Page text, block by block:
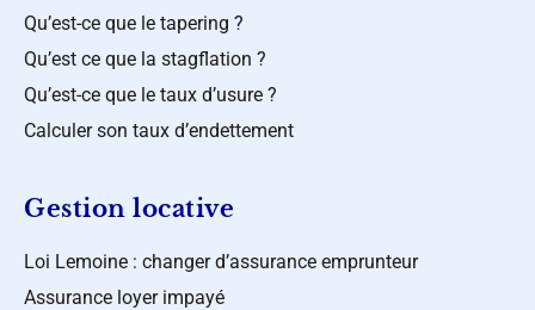
Qu’est-ce que le tapering ?
Qu’est ce que la stagflation ?
Qu’est-ce que le taux d’usure ?
Calculer son taux d’endettement
Gestion locative
Loi Lemoine : changer d’assurance emprunteur
Assurance loyer impayé